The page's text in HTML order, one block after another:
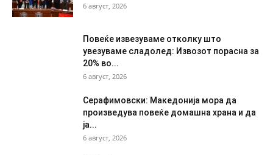
6 август, 2026
Повеќе извезуваме отколку што
увезуваме сладолед: Извозот порасна за
20% во...
6 август, 2026
Серафимовски: Македонија мора да
произведува повеќе домашна храна и да
ја...
6 август, 2026